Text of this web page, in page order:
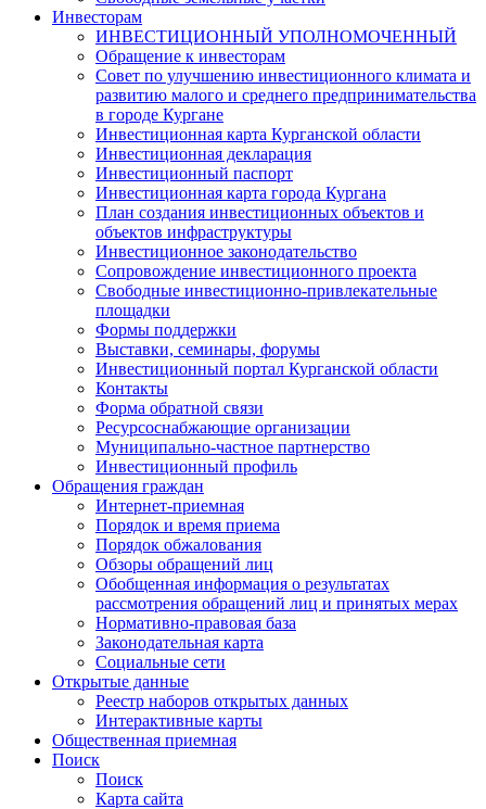
Инвесторам
ИНВЕСТИЦИОННЫЙ УПОЛНОМОЧЕННЫЙ
Обращение к инвесторам
Совет по улучшению инвестиционного климата и
развитию малого и среднего предпринимательства
в городе Кургане
Инвестиционная карта Курганской области
Инвестиционная декларация
Инвестиционный паспорт
Инвестиционная карта города Кургана
План создания инвестиционных объектов и
объектов инфраструктуры
Инвестиционное законодательство
Сопровождение инвестиционного проекта
Свободные инвестиционно-привлекательные
площадки
Формы поддержки
Выставки, семинары, форумы
Инвестиционный портал Курганской области
Контакты
Форма обратной связи
Ресурсоснабжающие организации
Муниципально-частное партнерство
Инвестиционный профиль
Обращения граждан
Интернет-приемная
Порядок и время приема
Порядок обжалования
Обзоры обращений лиц
Обобщенная информация о результатах
рассмотрения обращений лиц и принятых мерах
Нормативно-правовая база
Законодательная карта
Социальные сети
Открытые данные
Реестр наборов открытых данных
Интерактивные карты
Общественная приемная
Поиск
Поиск
Карта сайта